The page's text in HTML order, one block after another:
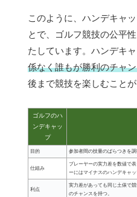
このように、ハンデキャ
とで、ゴルフ競技の公平
たしています。ハンデキャ
係なく誰もが勝利のチャ
後まで競技を楽しむことが
ゴルフのハ
ンデキャッ
プ
目的 参加者間の技量のばらつきを
仕組み
プレーヤーの実力差を数値で
ーにはマイナスのハンデキャッ
利点
実力差があっても同じ土俵で
のチャンスを持つ。